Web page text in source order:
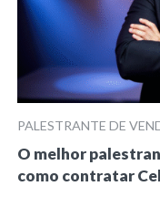
PALESTRANTE DE
O melhor
como contratar